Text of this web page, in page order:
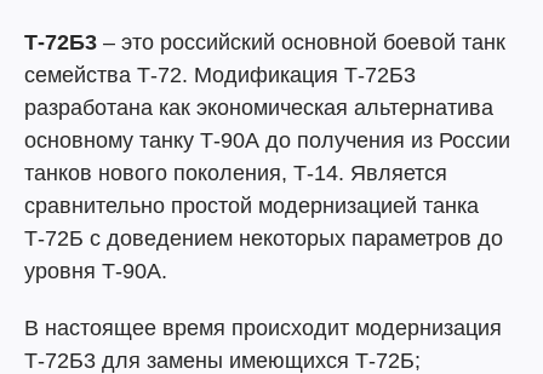
Т-72Б3 – это российский основной боевой танк
семейства Т-72. Модификация Т-72Б3
разработана как экономическая альтернатива
основному танку Т-90А до получения из России
танков нового поколения, Т-14. Является
сравнительно простой модернизацией танка
Т-72Б с доведением некоторых параметров до
уровня Т-90А.
В настоящее время происходит модернизация
Т-72Б3 для замены имеющихся Т-72Б;